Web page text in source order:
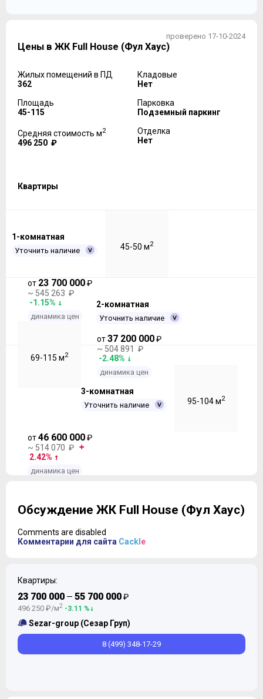
проверено 17-10-2024
Цены в ЖК Full House (Фул Хаус)
Жилых помещений в ПД
362
Площадь
45-115
Средняя стоимость м2
496 250 ₽
Кладовые
Нет
Парковка
Подземный паркинг
Отделка
Нет
Квартиры
1-комнатная
Уточнить наличие 45-50 м2
от 23 700 000₽
~ 545 263 ₽
-1.15%
динамика цен
2-комнатная
Уточнить наличие
69-115 м2
от37 200 000₽
~ 504 891 ₽
-2.48%
динамика цен
3-комнатная
Уточнить наличие 95-104 м2
от46 600 000₽
~ 514 070 ₽
2.42%
динамика цен
Обсуждение ЖК Full House (Фул Хаус)
Comments are disabled
Комментарии для сайта Cackl e
Квартиры:
23 700 000 — 55 700 000₽
496 250 ₽/м2 -3.11 %
Sezar-group (Сезар Груп)
8 (499) 348-17-29